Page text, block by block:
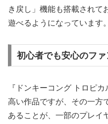
き戻し」機能も搭載されて
遊べるようになっています。
初心者でも安心のフ
『ドンキーコング トロピ
高い作品ですが、その一方
あることが、一部のプレイ